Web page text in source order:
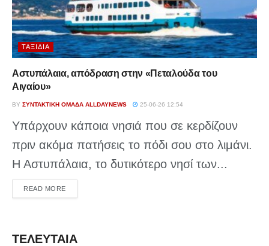
ΤΑΞΊΔΙΑ
Αστυπάλαια, απόδραση στην «Πεταλούδα του
Αιγαίου»
BY ΣΥΝΤΑΚΤΙΚΉ ΟΜΆΔΑ ALLDAYNEWS 25-06-26 12:54
Υπάρχουν κάποια νησιά που σε κερδίζουν
πριν ακόμα πατήσεις το πόδι σου στο λιμάνι.
Η Αστυπάλαια, το δυτικότερο νησί των...
READ MOREDETAILS
ΤΕΛΕΥΤΑΙΑ